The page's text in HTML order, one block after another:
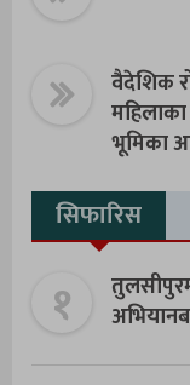
वैदेशिक
भूमिका
सिफारिस
१